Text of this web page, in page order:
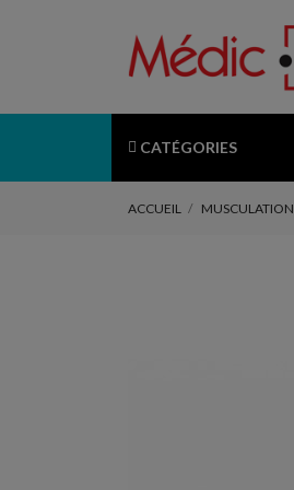
CATÉGORIES
ACCUEIL MUSCULATION